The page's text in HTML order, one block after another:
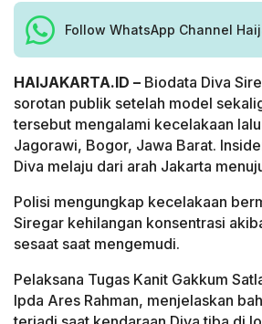
Follow WhatsApp Channel
HAIJAKARTA.ID – Biodata Diva
sorotan publik setelah model
tersebut mengalami kecelakaan
Jagorawi, Bogor, Jawa Barat.
Diva melaju dari arah Jakarta
Polisi mengungkap kecelakaan
Siregar kehilangan konsentrasi
sesaat saat mengemudi.
Pelaksana Tugas Kanit Gakkum
Ipda Ares Rahman, menjelaskan